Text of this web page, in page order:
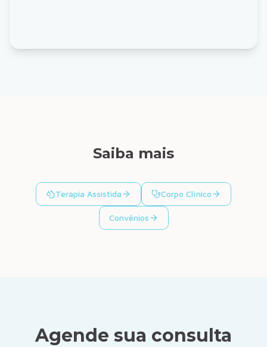
Saiba mais
Terapia Assistida Corpo Clínico
Convênios
Agende sua consulta